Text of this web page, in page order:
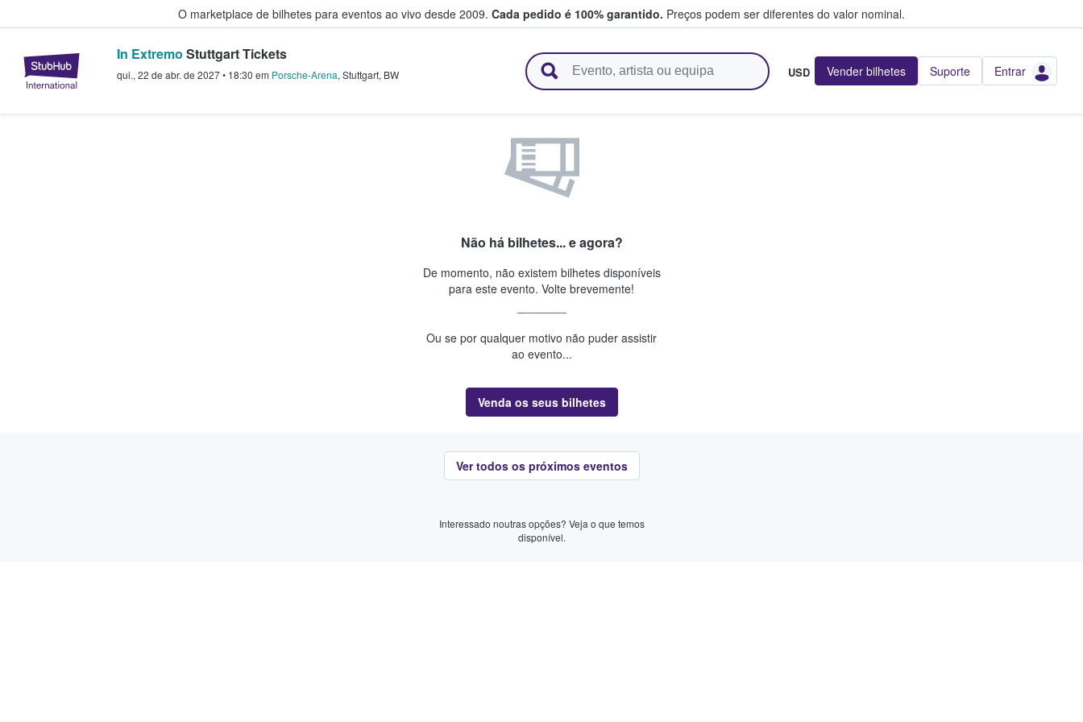
O marketplace de bilhetes para eventos ao vivo desde 2009. Cada pedido é 100% garantido. Preços podem ser diferentes do valor nominal.
StubHub – onde os fãs compram e vendem bilhetes
In Extremo Stuttgart Tickets
qui., 22 de abr. de 2027• 18:30 em Porsche-Arena, Stuttgart, BW USD Vender bilhetes Suporte Entrar
Não há bilhetes... e agora?
De momento, não existem bilhetes disponíveis
para este evento. Volte brevemente!
Ou se por qualquer motivo não puder assistir
ao evento...
Venda os seus bilhetes
Ver todos os próximos eventos
Interessado noutras opções? Veja o que temos
disponível.